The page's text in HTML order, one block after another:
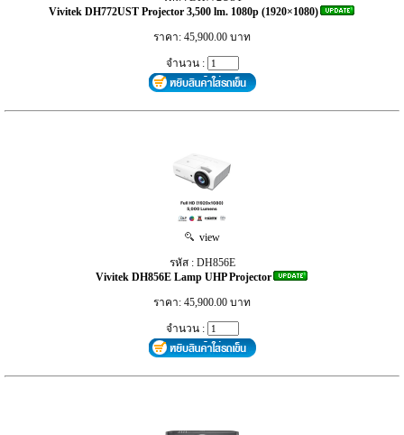
Vivitek DH772UST Projector 3,500 lm. 1080p (1920×1080)
ราคา: 45,900.00 บาท
จำนวน :
view
รหัส : DH856E
Vivitek DH856E Lamp UHP Projector
ราคา: 45,900.00 บาท
จำนวน :